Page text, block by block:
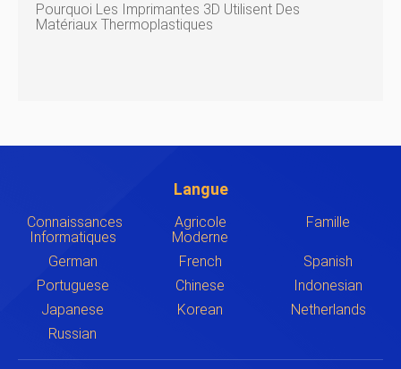
Pourquoi Les Imprimantes 3D Utilisent Des
Matériaux Thermoplastiques
Langue
Connaissances
Informatiques
Agricole
Moderne
Famille
German French
Spanish
Portuguese
Chinese
Indonesian
Japanese
Korean
Netherlands
Russian